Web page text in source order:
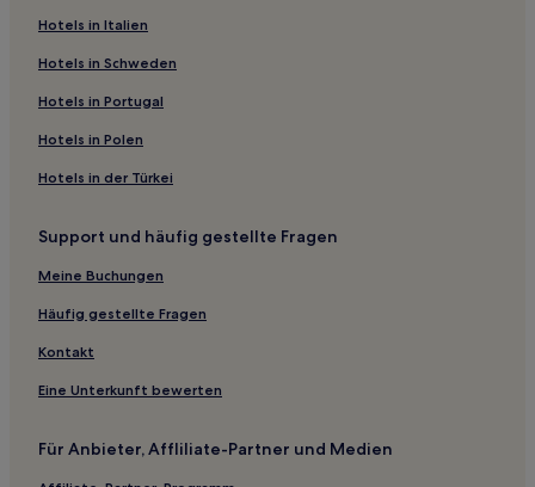
Munakata Hotels
Hotels nahe Najima Beach
Fukuoka Hotels
Hotels in Italien
Hotels in Schweden
Hotels in Portugal
Hotels in Polen
Hotels in der Türkei
Support und häufig gestellte Fragen
Meine Buchungen
Häufig gestellte Fragen
Kontakt
Eine Unterkunft bewerten
Für Anbieter, Affliliate-Partner und Medien